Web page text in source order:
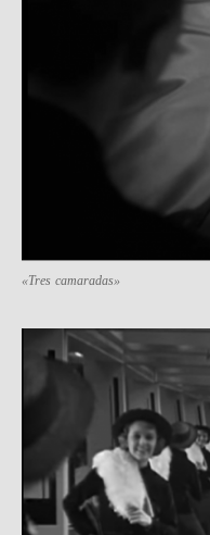
«Tres camaradas»